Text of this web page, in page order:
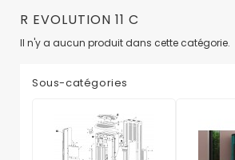
R EVOLUTION 11 C
Il n'y a aucun produit dans cette catégorie.
Sous-catégories